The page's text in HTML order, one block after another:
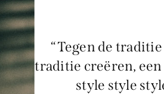
“Tegen de
traditie creëren,
style style